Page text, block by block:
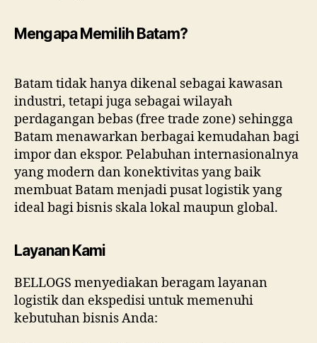
Mengapa Memilih Batam?
Batam tidak hanya dikenal sebagai kawasan
industri, tetapi juga sebagai wilayah
perdagangan bebas (free trade zone) sehingga
Batam menawarkan berbagai kemudahan bagi
impor dan ekspor. Pelabuhan internasionalnya
yang modern dan konektivitas yang baik
membuat Batam menjadi pusat logistik yang
ideal bagi bisnis skala lokal maupun global.
Layanan Kami
BELLOGS menyediakan beragam layanan
logistik dan ekspedisi untuk memenuhi
kebutuhan bisnis Anda: